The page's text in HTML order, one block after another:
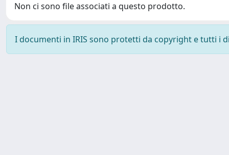
Non ci sono file associati a questo prodotto.
I documenti in IRIS sono protetti da copyright e tutti i